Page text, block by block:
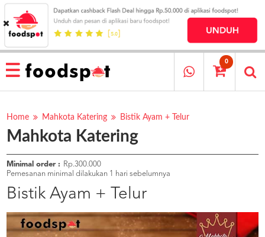
HOME
MENU
RESTAURANT
PESAN
OUR
COMPANY
KATA
MEREKA
KATALOG
LOYALTY
PROGRAM
0
Home Mahkota Katering Bistik Ayam + Telur
Mahkota Katering
Minimal order :
Rp.300.000
Pemesanan minimal dilakukan 1 hari sebelumnya
Bistik Ayam + Telur